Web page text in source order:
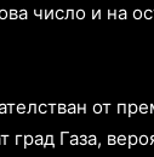
число и на
от
град Газа,